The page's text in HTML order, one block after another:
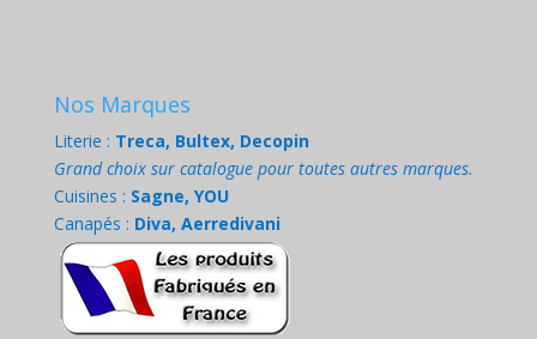
Nos Marques
Literie : Treca, Bultex, Decopin
Grand choix sur catalogue pour toutes autres marques.
Cuisines : Sagne, YOU
Canapés : Diva, Aerredivani